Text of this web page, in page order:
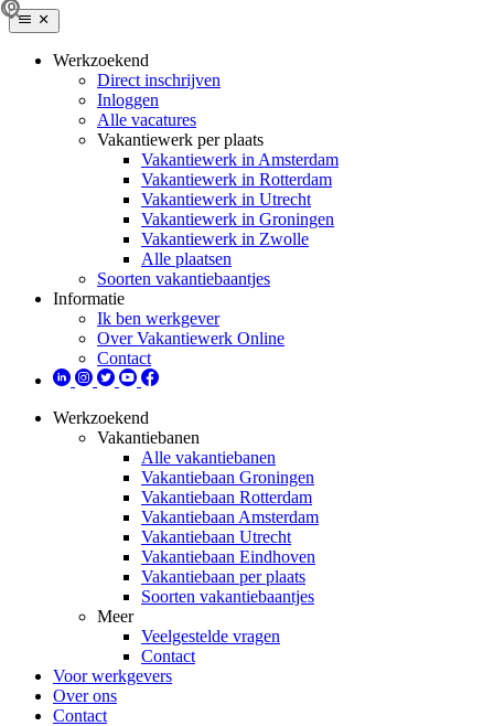
Werkzoekend
Direct inschrijven
Inloggen
Alle vacatures
Vakantiewerk per plaats
Vakantiewerk in Amsterdam
Vakantiewerk in Rotterdam
Vakantiewerk in Utrecht
Vakantiewerk in Groningen
Vakantiewerk in Zwolle
Alle plaatsen
Soorten vakantiebaantjes
Informatie
Ik ben werkgever
Over Vakantiewerk Online
Contact
Werkzoekend
Vakantiebanen
Alle vakantiebanen
Vakantiebaan Groningen
Vakantiebaan Rotterdam
Vakantiebaan Amsterdam
Vakantiebaan Utrecht
Vakantiebaan Eindhoven
Vakantiebaan per plaats
Soorten vakantiebaantjes
Meer
Veelgestelde vragen
Contact
Voor werkgevers
Over ons
Contact